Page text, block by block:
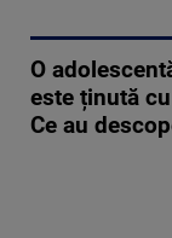
O
este ținută
Ce au